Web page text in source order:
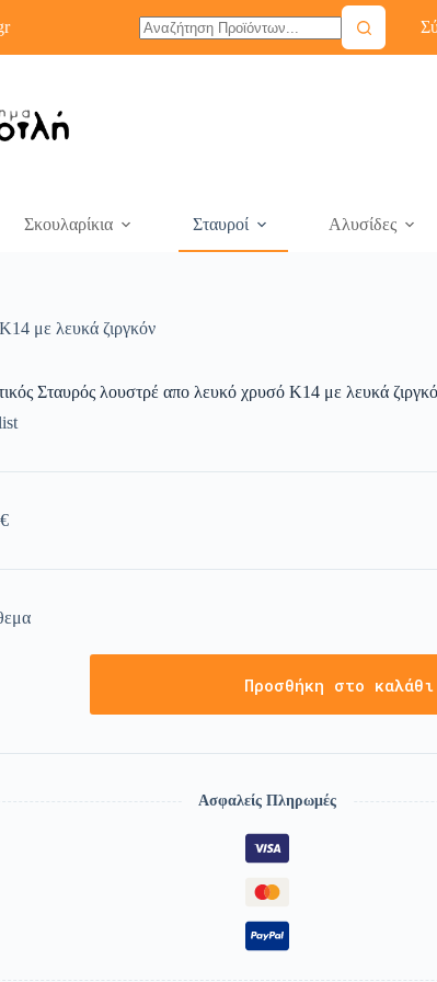
Σκουλαρίκια Σταυροί Αλυσίδες
με λευκά ζιργκόν
Σταυρός λουστρέ απο λευκό χρυσό Κ14 με λευκά
€
Προσθήκη στο καλάθι
Ασφαλείς Πληρωμές